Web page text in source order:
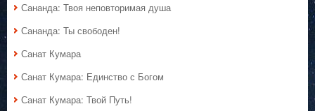
Сананда: Твоя неповторимая душа
Сананда: Ты свободен!
Санат Кумара
Санат Кумара: Единство с Богом
Санат Кумара: Твой Путь!